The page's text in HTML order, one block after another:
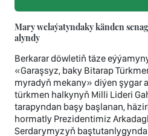
Mary welaýatyndaky känden
alyndy
Berkarar döwletiň täze
«Garaşsyz, baky Bitarap
myradyň mekany» diýen şygar
türkmen halkynyň Milli Lideri
tarapyndan başy başlanan,
hormatly Prezidentimiz
Serdarymyzyň